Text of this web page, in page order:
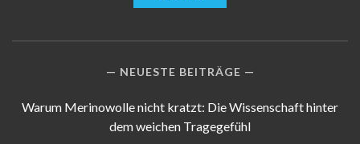
NEUESTE BEITRÄGE
Warum Merinowolle nicht kratzt: Die Wissenschaft hinter
dem weichen Tragegefühl